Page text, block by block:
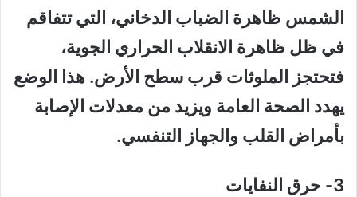
الشمس ظاهرة الضباب الدخاني، التي تتفاقم
في ظل ظاهرة الانقلاب الحراري الجوية،
فتحتجز الملوثات قرب سطح الأرض. هذا الوضع
يهدد الصحة العامة ويزيد من معدلات الإصابة
بأمراض القلب والجهاز التنفسي.
3- حرق النفايات